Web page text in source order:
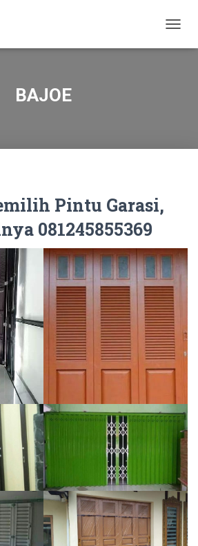
BAJOE
Pintu Garasi,
081245855369